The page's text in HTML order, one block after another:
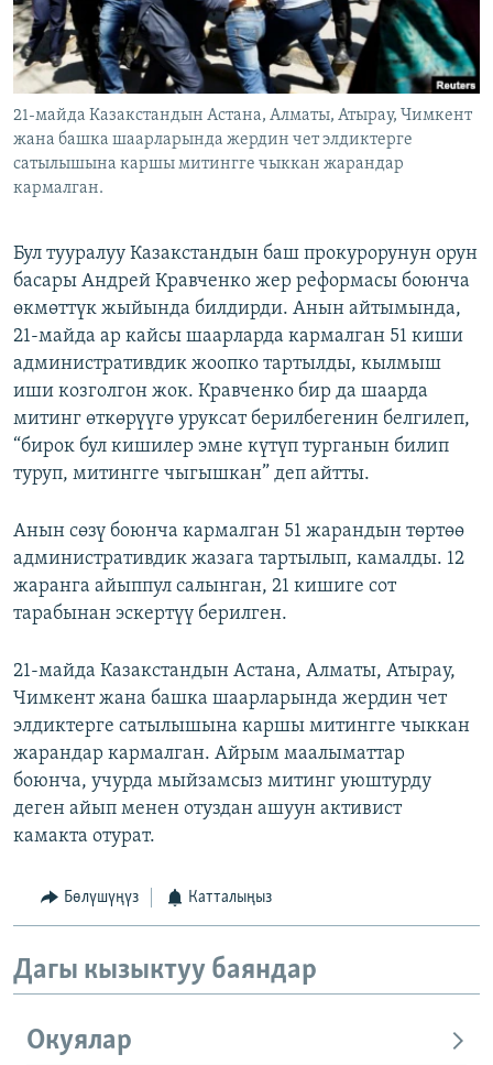
ЭЕ/АРнун бардык сайттары
21-майда Казакстандын Астана, Алматы, Атырау, Чимкент
жана башка шаарларында жердин чет элдиктерге
сатылышына каршы митингге чыккан жарандар
кармалган.
Бул тууралуу Казакстандын баш прокурорунун орун
басары Андрей Кравченко жер реформасы боюнча
өкмөттүк жыйында билдирди. Анын айтымында,
21-майда ар кайсы шаарларда кармалган 51 киши
административдик жоопко тартылды, кылмыш
иши козголгон жок. Кравченко бир да шаарда
митинг өткөрүүгө уруксат берилбегенин белгилеп,
“бирок бул кишилер эмне күтүп турганын билип
туруп, митингге чыгышкан” деп айтты.
Анын сөзү боюнча кармалган 51 жарандын төртөө
административдик жазага тартылып, камалды. 12
жаранга айыппул салынган, 21 кишиге сот
тарабынан эскертүү берилген.
21-майда Казакстандын Астана, Алматы, Атырау,
Чимкент жана башка шаарларында жердин чет
элдиктерге сатылышына каршы митингге чыккан
жарандар кармалган. Айрым маалыматтар
боюнча, учурда мыйзамсыз митинг уюштурду
деген айып менен отуздан ашуун активист
камакта отурат.
Бөлүшүңүз Катталыңыз
Дагы кызыктуу баяндар
Окуялар